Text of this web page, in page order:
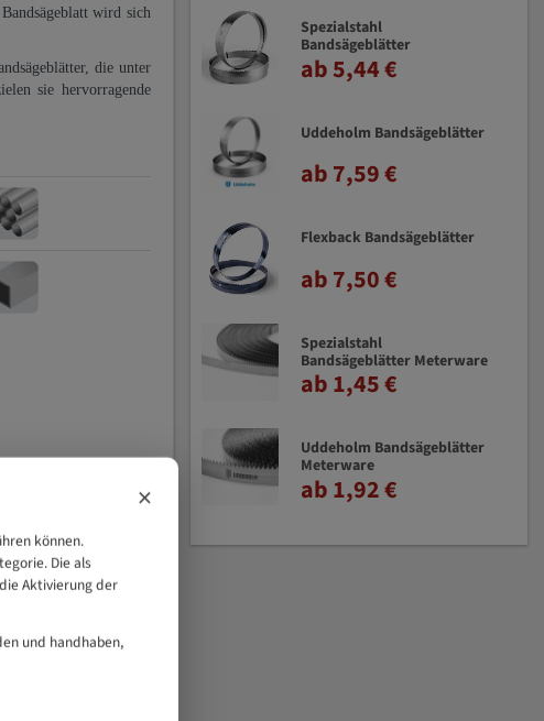
wird sich
die unter
sie hervorragende
Spezialstahl
Bandsägeblätter
ab 5,44 €
Uddeholm Bandsägeblätter
ab 7,59 €
Flexback Bandsägeblätter
ab 7,50 €
Spezialstahl
Bandsägeblätter Meterware
ab 1,45 €
Uddeholm Bandsägeblätter
Meterware
ab 1,92 €
×
können.
Die als
Aktivierung der
und handhaben,